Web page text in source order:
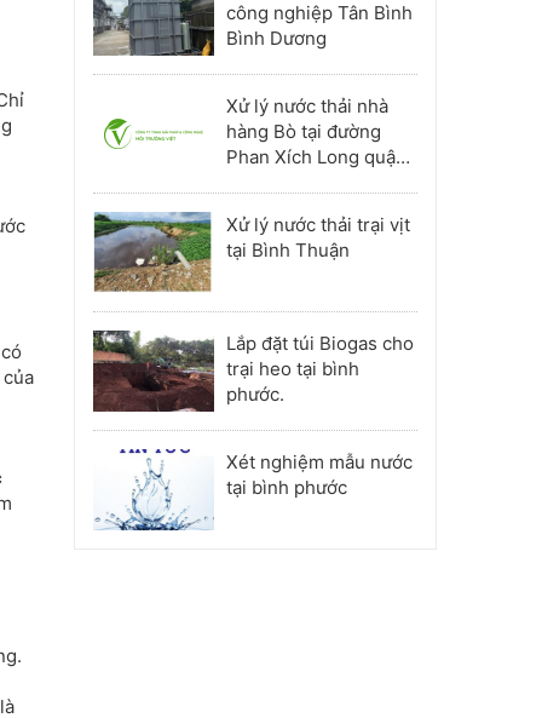
công nghiệp Tân Bình
Bình Dương
Xử lý nước thải nhà
hàng Bò tại đường
Phan Xích Long quận
Xử lý nước thải trại vịt
tại Bình Thuận
Lắp đặt túi Biogas cho
trại heo tại bình
phước.
Xét nghiệm mẫu nước
tại bình phước